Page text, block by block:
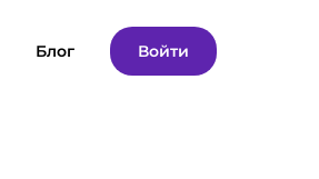
Блог Войти